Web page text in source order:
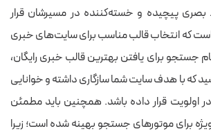
پیچیده و خسته‌کننده در مسیرشان قرار
که انتخاب قالب مناسب برای سایت‌های خبری
جستجو برای یافتن بهترین قالب خبری رایگان،
که با هدف سایت شما سازگاری داشته و خوانایی
اولویت قرار داده باشد. همچنین باید مطمئن
برای موتورهای جستجو بهینه شده است؛ زیرا